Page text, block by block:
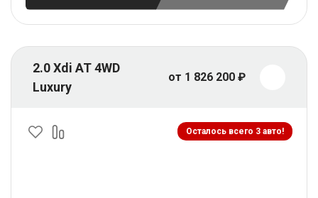
2.0 Xdi AT 4WD
Luxury
от 1 826 200 ₽
Осталось всего 3 авто!